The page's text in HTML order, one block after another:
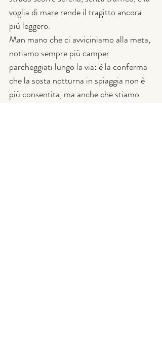
voglia di mare rende il tragitto ancora
più leggero.
Man mano che ci avviciniamo alla meta,
notiamo sempre più camper
parcheggiati lungo la via: è la conferma
che la sosta notturna in spiaggia non è
più consentita, ma anche che stiamo